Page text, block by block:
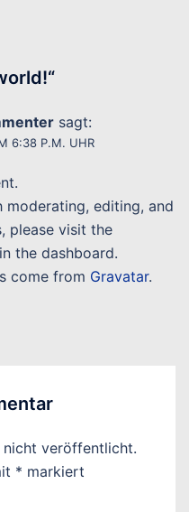
“
sagt:
6:38 P.M. UHR
editing, and
please visit the
the dashboard.
come from Gravatar.
nicht veröffentlicht.
* markiert